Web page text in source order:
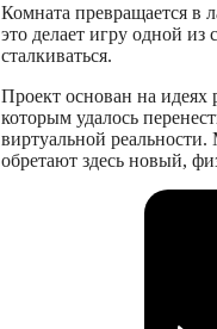
Комната превращается в
это делает игру одной
сталкиваться.
Проект основан на
которым удалось
виртуальной
обретают здесь новый,